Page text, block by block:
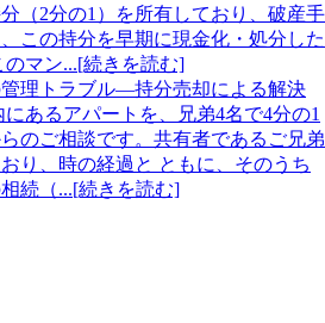
（2分の1）を所有しており、破産手
この持分を早期に現金化・処分した
マン...[続きを読む]
理トラブル―持分売却による解決
にあるアパートを、兄弟4名で4分の1
のご相談です。共有者であるご兄弟
り、時の経過と ともに、そのうち
続（...[続きを読む]